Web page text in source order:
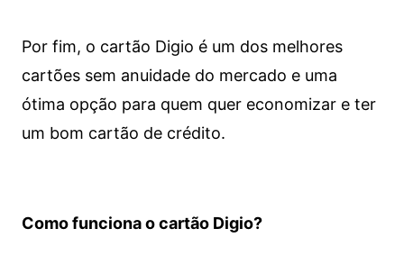
Por fim, o cartão Digio é um dos melhores
cartões sem anuidade do mercado e uma
ótima opção para quem quer economizar e ter
um bom cartão de crédito.
Como funciona o cartão Digio?